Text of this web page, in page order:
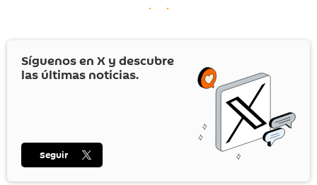
Síguenos en X y descubre
las últimas noticias.
Seguir